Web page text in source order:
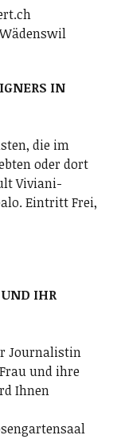
IN
die im
oder dort
Viviani-
Eintritt Frei,
IHR
Journalistin
und ihre
Ihnen